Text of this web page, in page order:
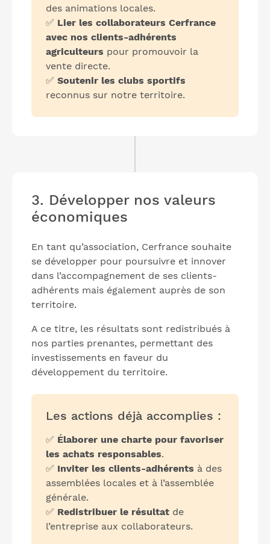
des animations locales.
✅ Lier les collaborateurs Cerfrance
avec nos clients-adhérents
agriculteurs pour promouvoir la
vente directe.
✅ Soutenir les clubs sportifs
reconnus sur notre territoire.
3. Développer nos valeurs
économiques
En tant qu’association, Cerfrance souhaite
se développer pour poursuivre et innover
dans l’accompagnement de ses clients-
adhérents mais également auprès de son
territoire.
A ce titre, les résultats sont redistribués à
nos parties prenantes, permettant des
investissements en faveur du
développement du territoire.
Les actions déjà accomplies :
✅ Élaborer une charte pour favoriser
les achats responsables.
✅ Inviter les clients-adhérents à des
assemblées locales et à l’assemblée
générale.
✅ Redistribuer le résultat de
l’entreprise aux collaborateurs.